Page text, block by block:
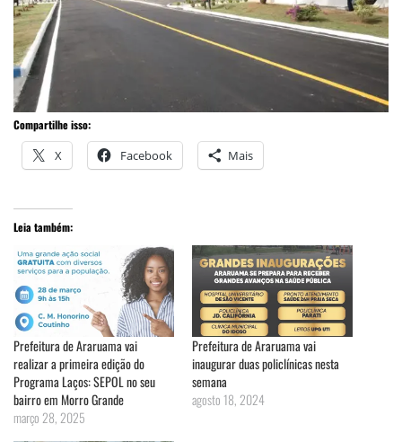
Compartilhe isso:
X Facebook Mais
Leia também:
Prefeitura de Araruama vai
realizar a primeira edição do
Programa Laços: SEPOL no seu
bairro em Morro Grande
março 28, 2025
Prefeitura de Araruama vai
inaugurar duas policlínicas nesta
semana
agosto 18, 2024